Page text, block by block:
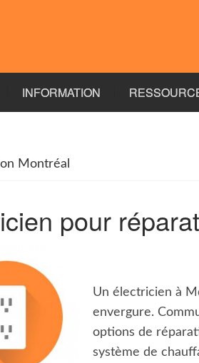
INFORMATION
Montréal
pour
Un électricien à
envergure.
options de
système de